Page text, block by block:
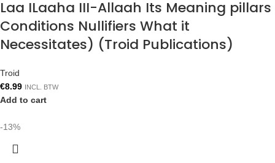
Laa ILaaha III-Allaah Its Meaning pillars
Conditions Nullifiers What it
Necessitates) (Troid Publications)
Troid
€8.99 INCL. BTW
Add to cart
-13%